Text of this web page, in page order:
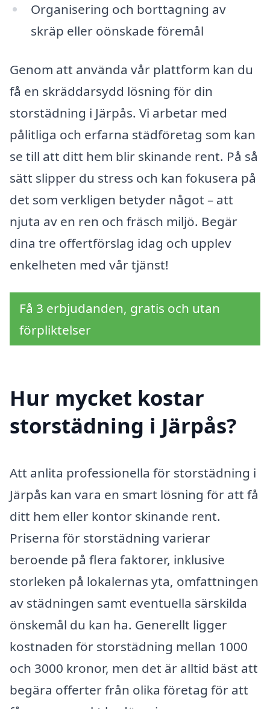
Organisering och borttagning av
skräp eller oönskade föremål
Genom att använda vår plattform kan du
få en skräddarsydd lösning för din
storstädning i Järpås. Vi arbetar med
pålitliga och erfarna städföretag som kan
se till att ditt hem blir skinande rent. På så
sätt slipper du stress och kan fokusera på
det som verkligen betyder något – att
njuta av en ren och fräsch miljö. Begär
dina tre offertförslag idag och upplev
enkelheten med vår tjänst!
Få 3 erbjudanden, gratis och utan
förpliktelser
Hur mycket kostar
storstädning i Järpås?
Att anlita professionella för storstädning i
Järpås kan vara en smart lösning för att få
ditt hem eller kontor skinande rent.
Priserna för storstädning varierar
beroende på flera faktorer, inklusive
storleken på lokalernas yta, omfattningen
av städningen samt eventuella särskilda
önskemål du kan ha. Generellt ligger
kostnaden för storstädning mellan 1000
och 3000 kronor, men det är alltid bäst att
begära offerter från olika företag för att